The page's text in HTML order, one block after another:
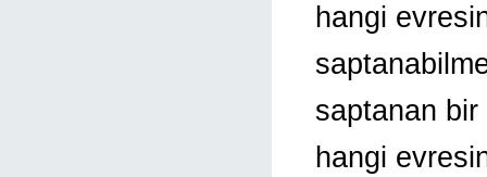
hangi
saptanan bir
hangi